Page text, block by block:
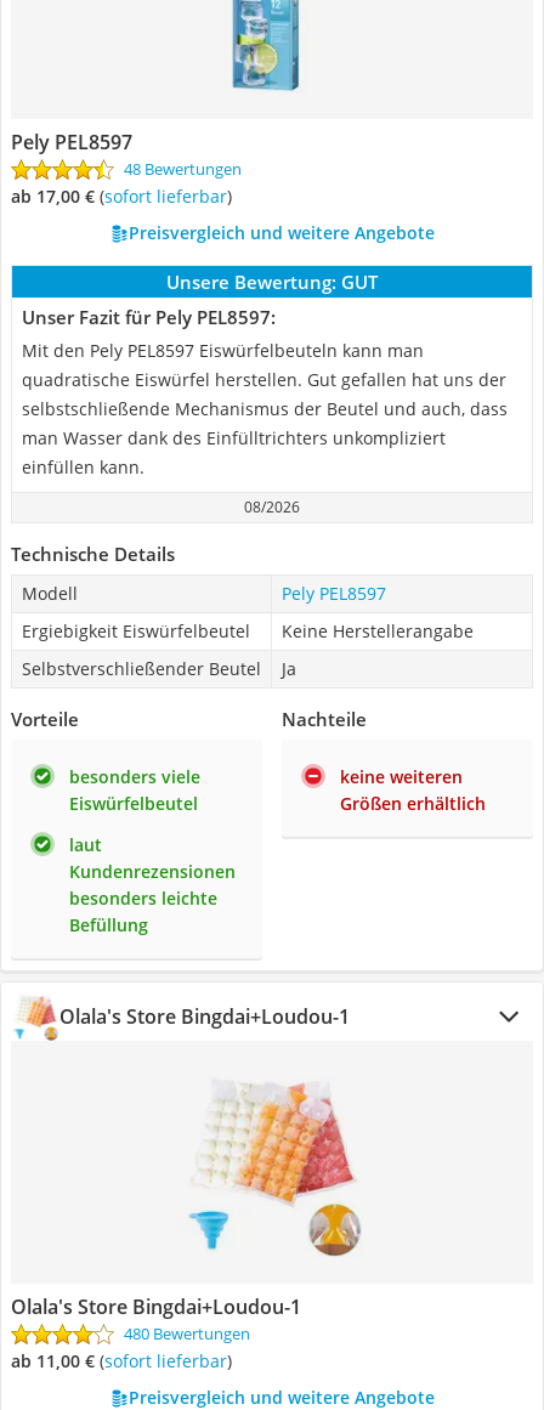
Pely PEL8597
48 Bewertungen
ab 17,00 € ( Sofort lieferbar)
Preisvergleich und weitere Angebote
Unsere Bewertung: GUT
Unser Fazit für Pely PEL8597:
Mit den Pely PEL8597 Eiswürfelbeuteln kann man
quadratische Eiswürfel herstellen. Gut gefallen hat uns der
selbstschließende Mechanismus der Beutel und auch, dass
man Wasser dank des Einfülltrichters unkompliziert
einfüllen kann.
08/2026
Technische Details
Modell
Pely PEL8597
Ergiebigkeit Eiswürfelbeutel
Keine Herstellerangabe
Selbstverschließender Beutel
Ja
Vorteile
besonders viele
Eiswürfelbeutel
laut
Kundenrezensionen
besonders leichte
Befüllung
Nachteile
keine weiteren
Größen erhältlich
Olala's Store Bingdai+Loudou-1
Olala's Store Bingdai+Loudou-1
480 Bewertungen
ab 11,00 € ( Sofort lieferbar)
Preisvergleich und weitere Angebote